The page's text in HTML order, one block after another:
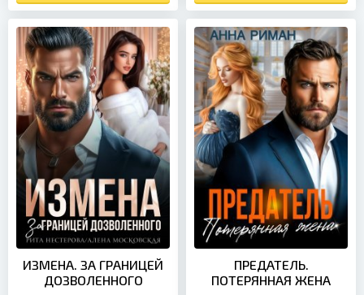
ИЗМЕНА. ЗА ГРАНИЦЕЙ
ДОЗВОЛЕННОГО
ПРЕДАТЕЛЬ.
ПОТЕРЯННАЯ ЖЕНА